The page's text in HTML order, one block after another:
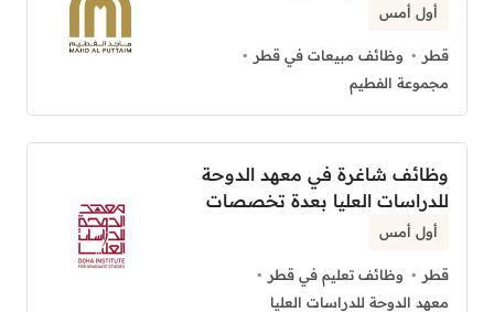
أول أمس
قطر
وظائف مبيعات في قطر
مجموعة الفطيم
وظائف شاغرة في معهد الدوحة
للدراسات العليا بعدة تخصصات
أول أمس
قطر
وظائف تعليم في قطر
معهد الدوحة للدراسات العليا